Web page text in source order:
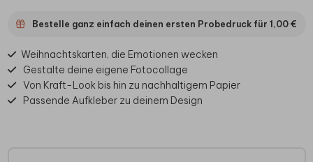
Bestelle ganz einfach deinen ersten Probedruck für 1,00 €
Weihnachtskarten, die Emotionen wecken
Gestalte deine eigene Fotocollage
Von Kraft-Look bis hin zu nachhaltigem Papier
Passende Aufkleber zu deinem Design